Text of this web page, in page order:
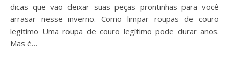
dicas que vão deixar suas peças prontinhas para você
arrasar nesse inverno. Como limpar roupas de couro
legítimo Uma roupa de couro legítimo pode durar anos.
Mas é…